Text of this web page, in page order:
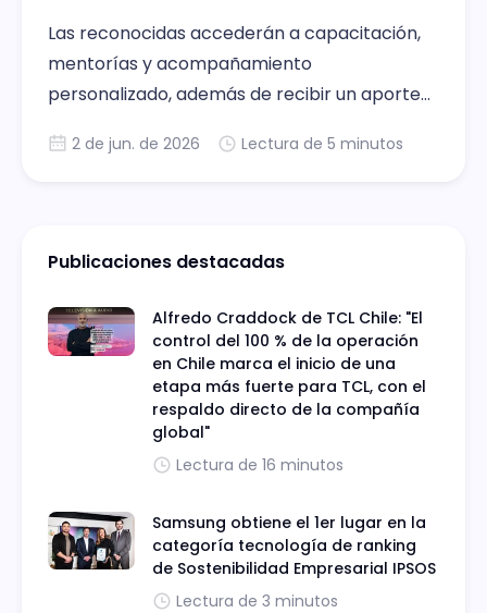
Las reconocidas accederán a capacitación,
mentorías y acompañamiento
personalizado, además de recibir un aporte
proyectos.
2 de jun. de 2026 Lectura de 5 minutos
Publicaciones destacadas
Alfredo Craddock de TCL Chile: "El
control del 100 % de la operación
en Chile marca el inicio de una
etapa más fuerte para TCL, con el
respaldo directo de la compañía
global"
Lectura de 16 minutos
Samsung obtiene el 1er lugar en la
categoría tecnología de ranking
de Sostenibilidad Empresarial IPSOS
Lectura de 3 minutos